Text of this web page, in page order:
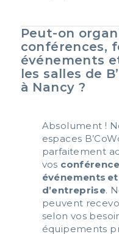
Peut-on
conférences,
événements
les salles de
à Nancy ?
Absolument !
espaces
parfaitement
vos
événements et
d’entreprise.
peuvent
selon vos
équipements